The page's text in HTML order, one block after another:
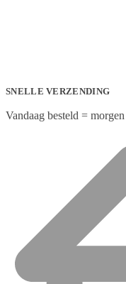
SNELLE VERZENDING
Vandaag besteld =